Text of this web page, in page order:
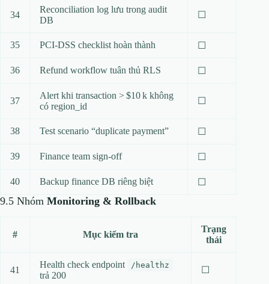
34
Reconciliation log lưu trong audit
DB
☐
35 PCI‑DSS checklist hoàn thành ☐
36 Refund workflow tuân thủ RLS ☐
37
Alert khi transaction > $10 k không
có region_id
☐
38 Test scenario “duplicate payment” ☐
39 Finance team sign‑off ☐
40 Backup finance DB riêng biệt ☐
9.5 Nhóm Monitoring & Rollback
# Mục kiểm tra
Trạng
thái
41
Health check endpoint /healthz
trả 200
☐